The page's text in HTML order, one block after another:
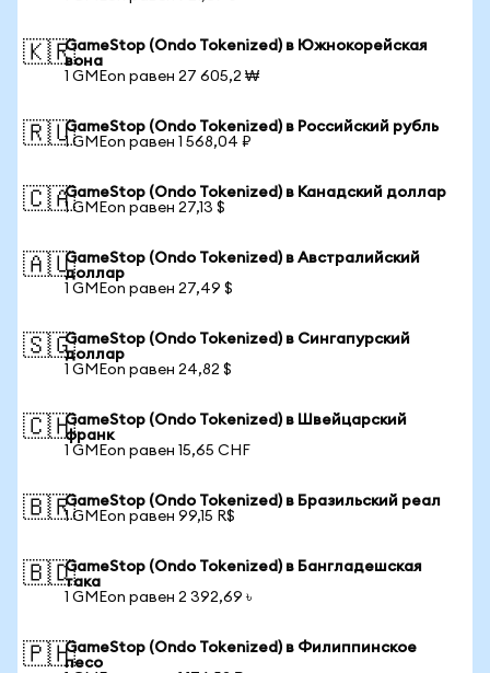
🇰🇷GameStop (Ondo Tokenized) в Южнокорейская
вона
1 GMEon равен 27 605,2 ₩
🇷🇺GameStop (Ondo Tokenized) в Российский рубль
1 GMEon равен 1 568,04 ₽
🇨🇦GameStop (Ondo Tokenized) в Канадский доллар
1 GMEon равен 27,13 $
🇦🇺GameStop (Ondo Tokenized) в Австралийский
доллар
1 GMEon равен 27,49 $
🇸🇬GameStop (Ondo Tokenized) в Сингапурский
доллар
1 GMEon равен 24,82 $
🇨🇭GameStop (Ondo Tokenized) в Швейцарский
франк
1 GMEon равен 15,65 CHF
🇧🇷GameStop (Ondo Tokenized) в Бразильский реал
1 GMEon равен 99,15 R$
🇧🇩GameStop (Ondo Tokenized) в Бангладешская
така
1 GMEon равен 2 392,69 ৳
🇵🇭GameStop (Ondo Tokenized) в Филиппинское
песо